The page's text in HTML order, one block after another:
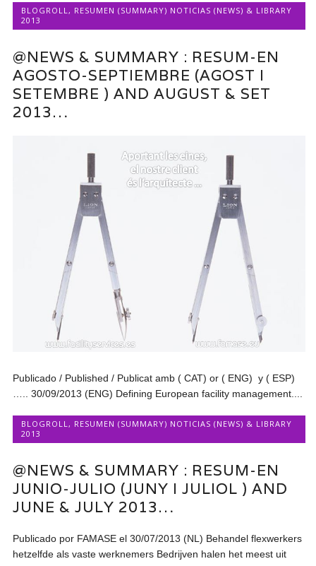
BLOGROLL , RESUMEN (SUMMARY) NOTICIAS (NEWS) & LIBRARY
2013
@NEWS & SUMMARY : RESUM-EN
AGOSTO-SEPTIEMBRE (AGOST I
SETEMBRE ) AND AUGUST & SET
2013…
Publicado / Published / Publicat amb ( CAT) or ( ENG) y ( ESP)
….. 30/09/2013 (ENG) Defining European facility management....
BLOGROLL , RESUMEN (SUMMARY) NOTICIAS (NEWS) & LIBRARY
2013
@NEWS & SUMMARY : RESUM-EN
JUNIO-JULIO (JUNY I JULIOL ) AND
JUNE & JULY 2013…
Publicado por FAMASE el 30/07/2013 (NL) Behandel flexwerkers
hetzelfde als vaste werknemers Bedrijven halen het meest uit